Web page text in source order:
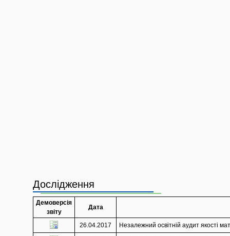
Дослідження
Демоверсія
звіту
Дата
26.04.2017 Незалежний освітній аудит якості